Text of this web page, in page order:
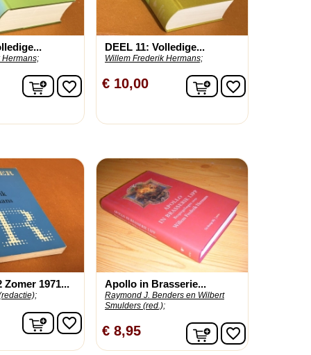
Hermans;
In winkelwagen
favorite_border
DEEL 11: Volledige...
Willem Frederik Hermans;
€ 10,00 In winkelwagen
favorite_border
Zomer 1971...
In winkelwagen
favorite_border
Apollo in Brasserie...
Raymond J. Benders en Wilbert
Smulders (red.);
€ 8,95 In winkelwagen
favorite_border